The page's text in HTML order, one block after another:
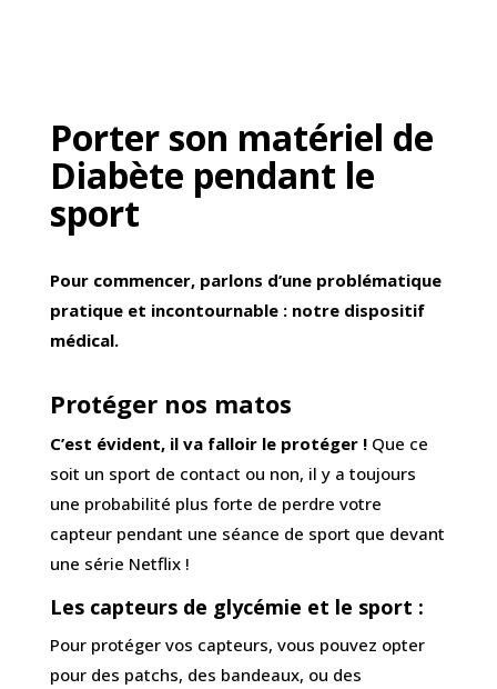
Porter son matériel de
Diabète pendant le
sport
Pour commencer, parlons d’une problématique
pratique et incontournable : notre dispositif
médical.
Protéger nos matos
C’est évident, il va falloir le protéger ! Que ce
soit un sport de contact ou non, il y a toujours
une probabilité plus forte de perdre votre
capteur pendant une séance de sport que devant
une série Netflix !
Les capteurs de glycémie et le sport :
Pour protéger vos capteurs, vous pouvez opter
pour des patchs, des bandeaux, ou des